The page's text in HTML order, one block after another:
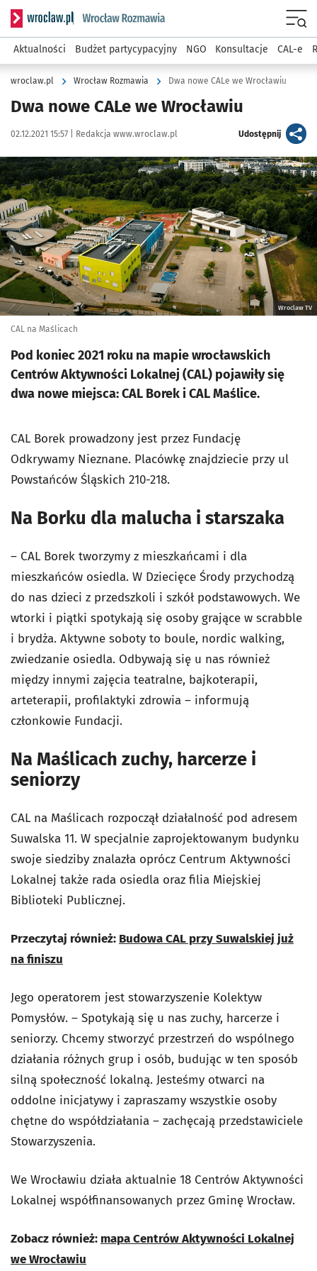
Serwis informacyjny wroclaw.pl podserwis: Rozmawia
Aktualności Budżet partycypacyjny NGO Konsultacje CAL-e
wroclaw.pl Wrocław Rozmawia Dwa nowe CALe we Wrocławiu
Dwa nowe CALe we Wrocławiu
Data publikacji:
02.12.2021 15:57 | Autor:
Redakcja www.wroclaw.pl Udostępnijartykuł
Kliknij, aby powiększyć
Wroclaw TV
CAL na Maślicach
Pod koniec 2021 roku na mapie wrocławskich
Centrów Aktywności Lokalnej (CAL) pojawiły się
dwa nowe miejsca: CAL Borek i CAL Maślice.
CAL Borek prowadzony jest przez Fundację
Odkrywamy Nieznane. Placówkę znajdziecie przy ul
Powstańców Śląskich 210-218.
Na Borku dla malucha i starszaka
– CAL Borek tworzymy z mieszkańcami i dla
mieszkańców osiedla. W Dziecięce Środy przychodzą
do nas dzieci z przedszkoli i szkół podstawowych. We
wtorki i piątki spotykają się osoby grające w scrabble
i brydża. Aktywne soboty to boule, nordic walking,
zwiedzanie osiedla. Odbywają się u nas również
między innymi zajęcia teatralne, bajkoterapii,
arteterapii, profilaktyki zdrowia – informują
członkowie Fundacji.
Na Maślicach zuchy, harcerze i
seniorzy
CAL na Maślicach rozpoczął działalność pod adresem
Suwalska 11. W specjalnie zaprojektowanym budynku
swoje siedziby znalazła oprócz Centrum Aktywności
Lokalnej także rada osiedla oraz filia Miejskiej
Biblioteki Publicznej.
Przeczytaj również: Budowa CAL przy Suwalskiej już
na finiszu
Jego operatorem jest stowarzyszenie Kolektyw
Pomysłów. – Spotykają się u nas zuchy, harcerze i
seniorzy. Chcemy stworzyć przestrzeń do wspólnego
działania różnych grup i osób, budując w ten sposób
silną społeczność lokalną. Jesteśmy otwarci na
oddolne inicjatywy i zapraszamy wszystkie osoby
chętne do współdziałania – zachęcają przedstawiciele
Stowarzyszenia.
We Wrocławiu działa aktualnie 18 Centrów Aktywności
Lokalnej współfinansowanych przez Gminę Wrocław.
Zobacz również: mapa Centrów Aktywności Lokalnej
we Wrocławiu